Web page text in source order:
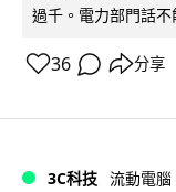
過千。電力部門話不
36 分享
3C科技 流動電腦